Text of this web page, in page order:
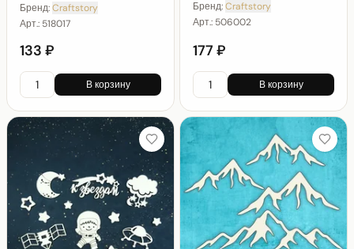
Бренд:Craftstory
Арт.: 518017
133 ₽
В корзину
Бренд:Craftstory
Арт.: 506002
177 ₽
В корзину